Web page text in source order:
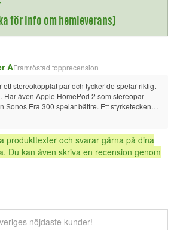
för info om hemleverans)
AFramröstad topprecension
ett stereokopplat par och tycker de spelar riktigt
Har även Apple HomePod 2 som stereopar
Sonos Era 300 spelar bättre. Ett styrketecken är
rekommenderas. Även om en aning dyr och
4 istället för 5 stjärnor.
produkttexter och svarar gärna på dina
Du kan även skriva en recension genom
nöjdaste kunder!